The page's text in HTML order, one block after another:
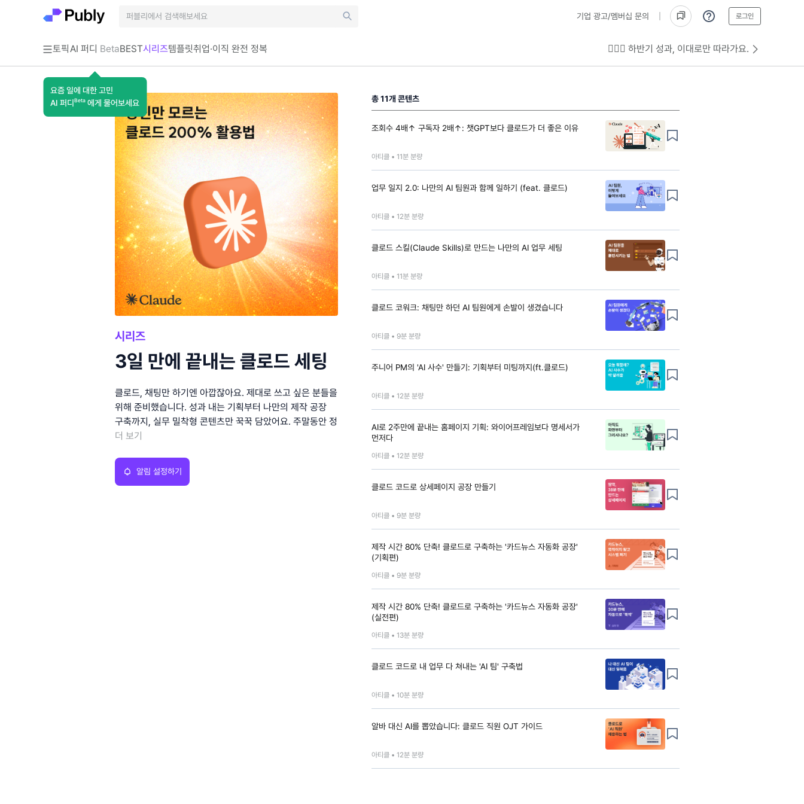
기업 광고/멤버십 문의 로그인
토픽AI 퍼디 Beta
요즘 일에 대한 고민
AI 퍼디 Beta 에게 물어보세요
BEST시리즈템플릿취업·이직 완전 정복 💁🏻‍♂️ 하반기 성과, 이대로만 따라가요.
시리즈
3일 만에 끝내는 클로드 세팅
클로드, 채팅만 하기엔 아깝잖아요. 제대로 쓰고 싶은 분들을
위해 준비했습니다. 성과 내는 기획부터 나만의 제작 공장
구축까지, 실무 밀착형 콘텐츠만 꾹꾹 담았어요. 주말동안 정
더 보기
알림 설정하기
총11개 콘텐츠
조회수 4배↑ 구독자 2배↑: 챗GPT보다 클로드가 더 좋은 이유
아티클 •11분 분량
업무 일지 2.0: 나만의 AI 팀원과 함께 일하기 (feat. 클로드)
아티클 •12분 분량
클로드 스킬(Claude Skills)로 만드는 나만의 AI 업무 세팅
아티클 •11분 분량
클로드 코워크: 채팅만 하던 AI 팀원에게 손발이 생겼습니다
아티클 •9분 분량
주니어 PM의 'AI 사수' 만들기: 기획부터 미팅까지(ft.클로드)
아티클 •12분 분량
AI로 2주만에 끝내는 홈페이지 기획: 와이어프레임보다 명세서가
먼저다
아티클 •12분 분량
클로드 코드로 상세페이지 공장 만들기
아티클 •9분 분량
제작 시간 80% 단축! 클로드로 구축하는 '카드뉴스 자동화 공장'
(기획편)
아티클 •9분 분량
제작 시간 80% 단축! 클로드로 구축하는 '카드뉴스 자동화 공장'
(실전편)
아티클 •13분 분량
클로드 코드로 내 업무 다 쳐내는 'AI 팀' 구축법
아티클 •10분 분량
알바 대신 AI를 뽑았습니다: 클로드 직원 OJT 가이드
아티클 •12분 분량